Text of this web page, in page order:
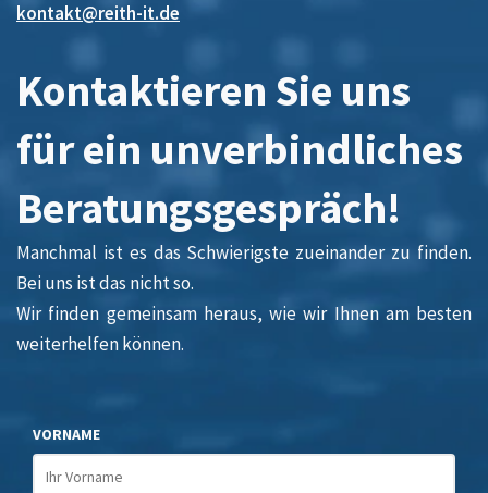
kontakt@reith-it.de
Kontaktieren Sie uns
für ein unverbindliches
Beratungsgespräch!
Manchmal ist es das Schwierigste zueinander zu finden.
Bei uns ist das nicht so.
Wir finden gemeinsam heraus, wie wir Ihnen am besten
weiterhelfen können.
VORNAME